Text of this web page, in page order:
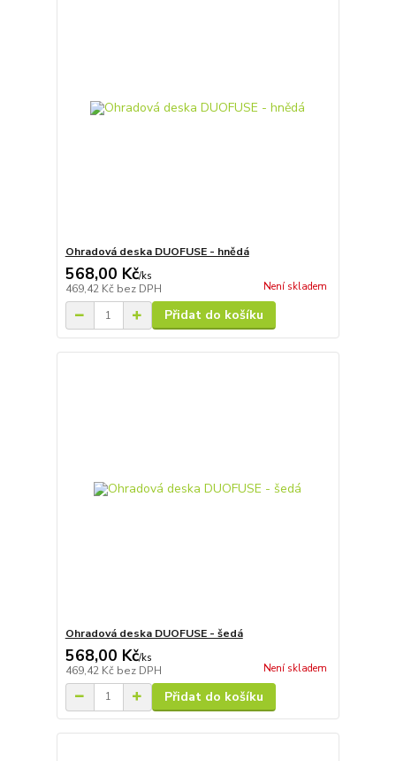
Ohradová deska DUOFUSE - hnědá
568,00 Kč/ks
469,42 Kč bez DPH Není skladem
Přidat do košíku
Ohradová deska DUOFUSE - šedá
568,00 Kč/ks
469,42 Kč bez DPH Není skladem
Přidat do košíku